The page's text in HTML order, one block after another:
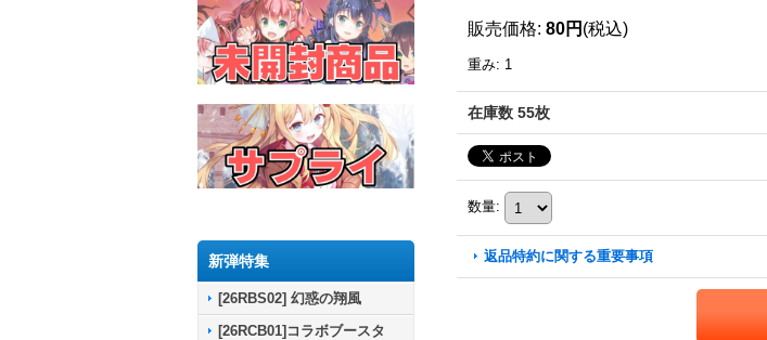
新弾特集
[26RBS02] 幻惑の翔風
[26RCB01]コラボブースタ
販売価格: 80円 (税込)
重み: 1
在庫数 55枚
数量:
返品特約に関する重要事項